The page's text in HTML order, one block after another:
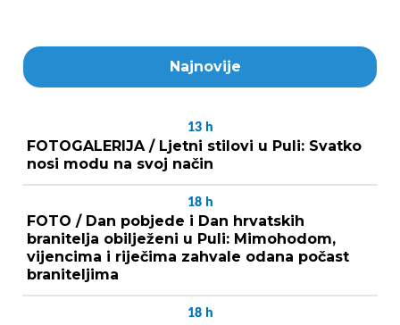
Najnovije
13 h
FOTOGALERIJA / Ljetni stilovi u Puli: Svatko
nosi modu na svoj način
18 h
FOTO / Dan pobjede i Dan hrvatskih
branitelja obilježeni u Puli: Mimohodom,
vijencima i riječima zahvale odana počast
braniteljima
18 h